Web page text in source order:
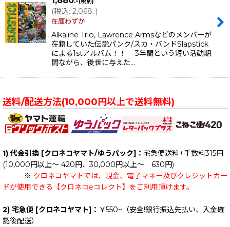
(税込: 2,068.-)
在庫わずか
Alkaline Trio, Lawrence Armsなどのメンバーが
在籍していた伝説パンク/スカ・バンドSlapstick
による1stアルバム！！ 3年間という短い活動期
間ながら、後世に与えた…
送料/配送方法(10,000円以上で送料無料)
1) 代金引換 [クロネコヤマト/ゆうパック]： 宅急便送料+手数料315円
(10,000円以上～ 420円、30,000円以上～ 630円)
※ クロネコヤマトでは、現金、電子マネー及びクレジットカー
ドが使用できる【クロネコeコレクト】をご利用頂けます。
2) 宅急便 [クロネコヤマト]： ￥550~（安全!銀行振込先払い、入金確
認後配送）